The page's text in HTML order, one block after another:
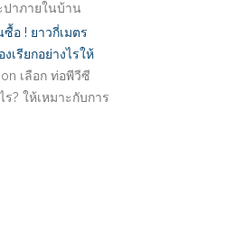
ปาภายในบ้าน
อ ! ยาวกี่เมตร
เรียกอย่างไรให้
on เลือก ท่อพีวีซี
ร? ให้เหมาะกับการ